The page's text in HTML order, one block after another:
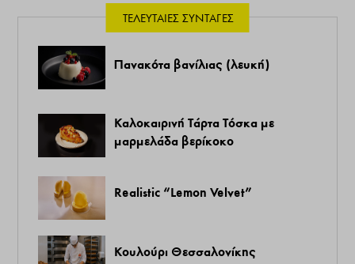
ΤΕΛΕΥΤΑΊΕΣ ΣΥΝΤΑΓΈΣ
Πανακότα βανίλιας (λευκή)
Καλοκαιρινή Τάρτα Τόσκα με
μαρμελάδα βερίκοκο
Realistic “Lemon Velvet”
Κουλούρι Θεσσαλονίκης